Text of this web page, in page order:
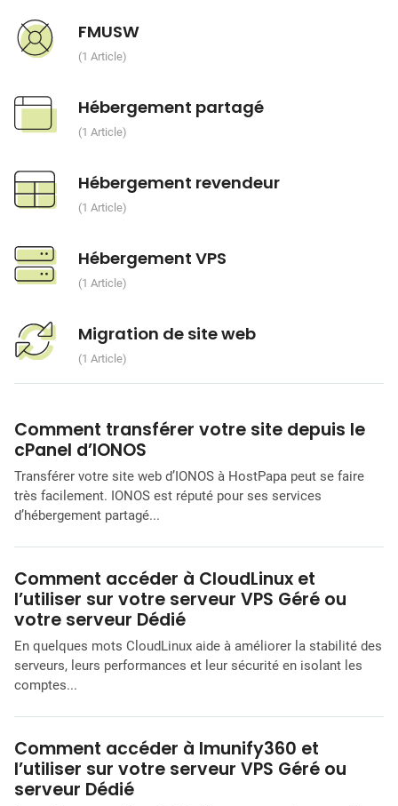
FMUSW
1 Article
Hébergement partagé
1 Article
Hébergement revendeur
1 Article
Hébergement VPS
1 Article
Migration de site web
1 Article
Comment transférer votre site depuis le
cPanel d’IONOS
Transférer votre site web d’IONOS à HostPapa peut se faire
très facilement. IONOS est réputé pour ses services
d’hébergement partagé...
Comment accéder à CloudLinux et
l’utiliser sur votre serveur VPS Géré ou
votre serveur Dédié
En quelques mots CloudLinux aide à améliorer la stabilité des
serveurs, leurs performances et leur sécurité en isolant les
comptes...
Comment accéder à Imunify360 et
l’utiliser sur votre serveur VPS Géré ou
serveur Dédié